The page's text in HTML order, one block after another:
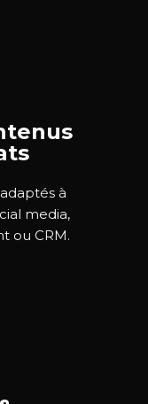
à
media,
ou CRM.